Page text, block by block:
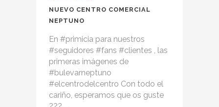
NUEVO CENTRO COMERCIAL
NEPTUNO
En #primicia para nuestros
#seguidores #fans #clientes , las
primeras imágenes de
#bulevarneptuno
#elcentrodelcentro Con todo el
cariño, esperamos que os guste